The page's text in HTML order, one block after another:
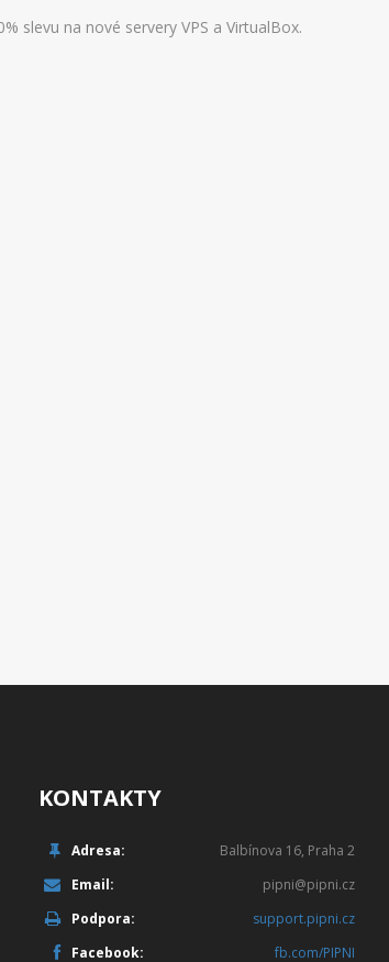
slevu na nové servery VPS a VirtualBox.
KONTAKTY
Adresa:
Balbínova 16, Praha 2
Email:
pipni@pipni.cz
Podpora:
support.pipni.cz
Facebook:
fb.com/PIPNI